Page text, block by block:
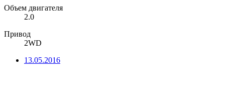
Объем двигателя
2.0
Привод
2WD
13.05.2016